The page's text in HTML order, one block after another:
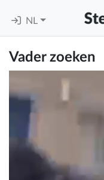
NL
Vader zoeken